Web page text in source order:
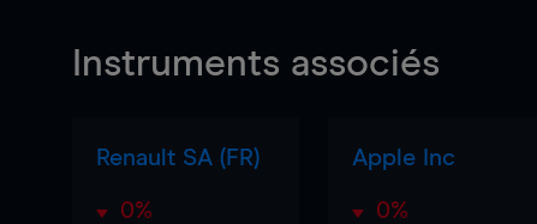
Instruments associés
Renault SA (FR)
0%
Apple Inc
0%